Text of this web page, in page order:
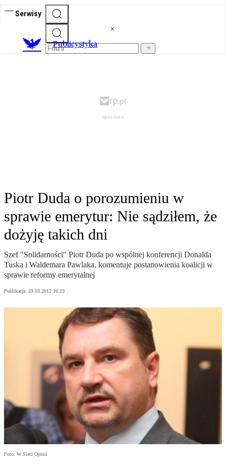
Serwisy
Publicystyka
Piotr Duda o porozumieniu w
sprawie emerytur: Nie sądziłem, że
dożyję takich dni
Szef "Solidarności" Piotr Duda po wspólnej konferencji Donalda
Tuska i Waldemara Pawlaka, komentuje postanowienia koalicji w
sprawie reformy emerytalnej
Publikacja: 29.03.2012 16:23
Foto: W Sieci Opinii